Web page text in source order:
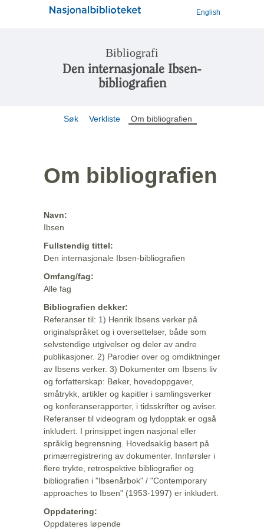
English
Bibliografi
Den internasjonale Ibsen-
bibliografien
Søk Verkliste Om bibliografien
Om bibliografien
Navn:
Ibsen
Fullstendig tittel:
Den internasjonale Ibsen-bibliografien
Omfang/fag:
Alle fag
Bibliografien dekker:
Referanser til: 1) Henrik Ibsens verker på
originalspråket og i oversettelser, både som
selvstendige utgivelser og deler av andre
publikasjoner. 2) Parodier over og omdiktninger
av Ibsens verker. 3) Dokumenter om Ibsens liv
og forfatterskap: Bøker, hovedoppgaver,
småtrykk, artikler og kapitler i samlingsverker
og konferanserapporter, i tidsskrifter og aviser.
Referanser til videogram og lydopptak er også
inkludert. I prinsippet ingen nasjonal eller
språklig begrensning. Hovedsaklig basert på
primærregistrering av dokumenter. Innførsler i
flere trykte, retrospektive bibliografier og
bibliografien i "Ibsenårbok" / "Contemporary
approaches to Ibsen" (1953-1997) er inkludert.
Oppdatering:
Oppdateres løpende